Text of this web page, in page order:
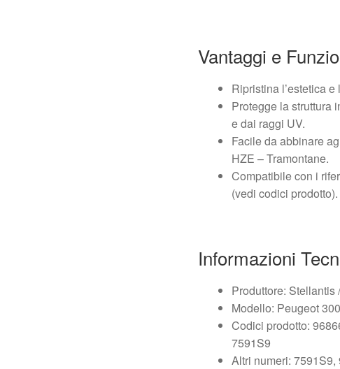
Vantaggi e
Ripristina l’estetica
Protegge la struttura
e dai raggi UV.
Facile da abbinare
HZE – Tramontane.
Compatibile con i
(vedi codici prodotto).
Informazioni
Produttore: Stellantis
Modello: Peugeot
Codici prodotto:
7591S9
Altri numeri: